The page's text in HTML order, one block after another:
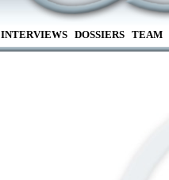
INTERVIEWS DOSSIERS TEAM